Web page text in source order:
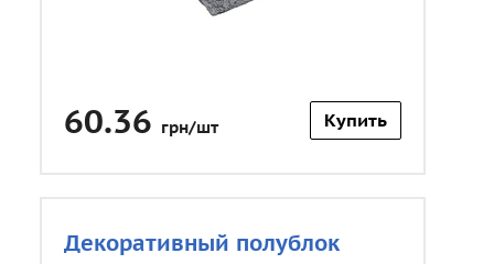
60.36 грн/шт Купить
Декоративный полублок